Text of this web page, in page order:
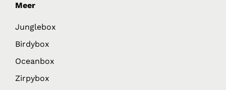
Meer
Junglebox
Birdybox
Oceanbox
Zirpybox